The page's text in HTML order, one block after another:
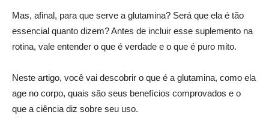
Mas, afinal, para que serve a glutamina? Será que ela é tão
essencial quanto dizem? Antes de incluir esse suplemento na
rotina, vale entender o que é verdade e o que é puro mito.
Neste artigo, você vai descobrir o que é a glutamina, como ela
age no corpo, quais são seus benefícios comprovados e o
que a ciência diz sobre seu uso.